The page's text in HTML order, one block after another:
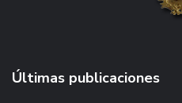
Últimas publicaciones